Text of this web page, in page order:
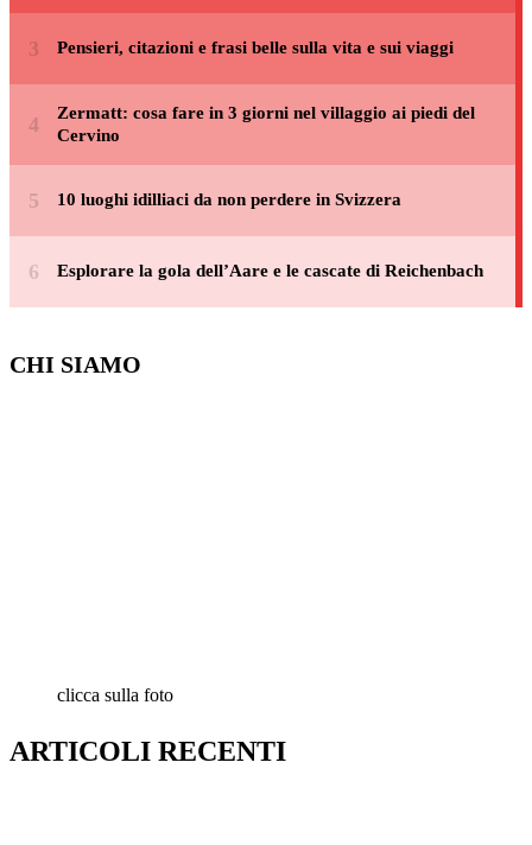
Pensieri, citazioni e frasi belle sulla vita e sui viaggi
Zermatt: cosa fare in 3 giorni nel villaggio ai piedi del
Cervino
10 luoghi idilliaci da non perdere in Svizzera
Esplorare la gola dell’Aare e le cascate di Reichenbach
CHI SIAMO
clicca sulla foto
ARTICOLI RECENTI